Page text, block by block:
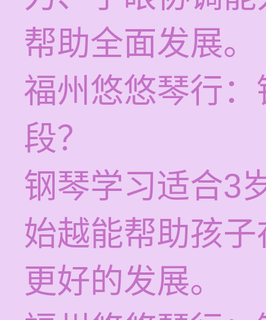
帮助全面发展。
福州悠悠琴行
段？
钢琴学习适合3
始越能帮助孩
更好的发展。